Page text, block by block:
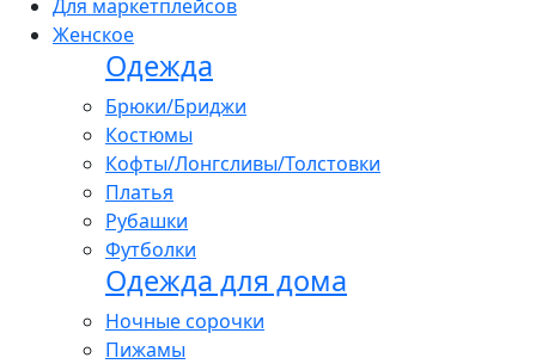
Для маркетплейсов
Женское
Одежда
Брюки/Бриджи
Костюмы
Кофты/Лонгсливы/Толстовки
Платья
Рубашки
Футболки
Одежда для дома
Ночные сорочки
Пижамы